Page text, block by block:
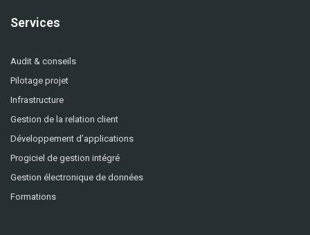
Services
Audit & conseils
Pilotage projet
Infrastructure
Gestion de la relation client
Développement d’applications
Progiciel de gestion intégré
Gestion électronique de données
Formations